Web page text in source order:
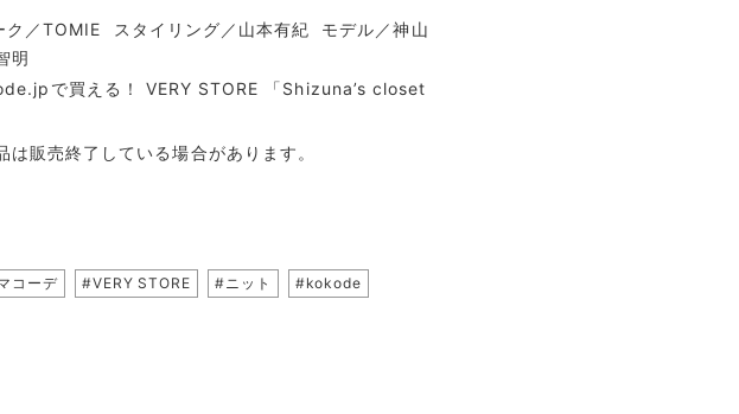
ク／TOMIE スタイリング／山本有紀 モデル／神山
明
で買える！ VERY STORE 「Shizuna’s closet
販売終了している場合があります。
コーデ #VERY STORE #ニット #kokode